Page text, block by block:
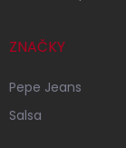
ZNAČKY
Pepe Jeans
Salsa